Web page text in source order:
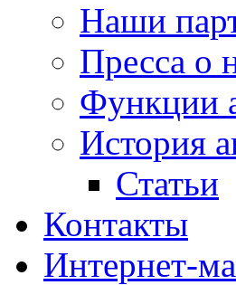
Наши
Пресса о
Функции
История
Статьи
Контакты
Интернет-